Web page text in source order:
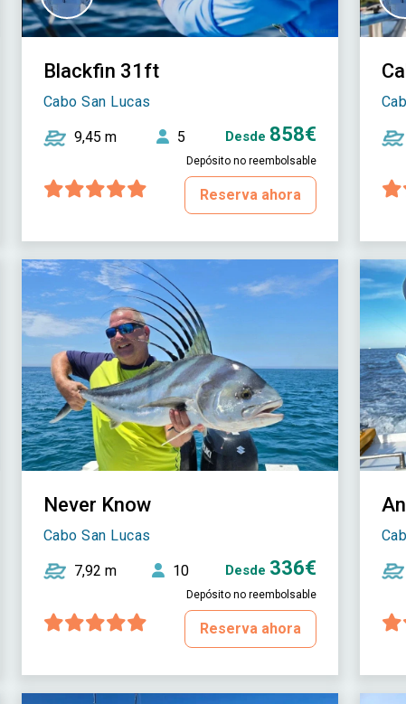
Blackfin 31ft
Cabo San Lucas
9,45 m 5 Desde 858€
Depósito no reembolsable
Reserva ahora
Never Know
Cabo San Lucas
7,92 m 10 Desde 336€
Depósito no reembolsable
Reserva ahora